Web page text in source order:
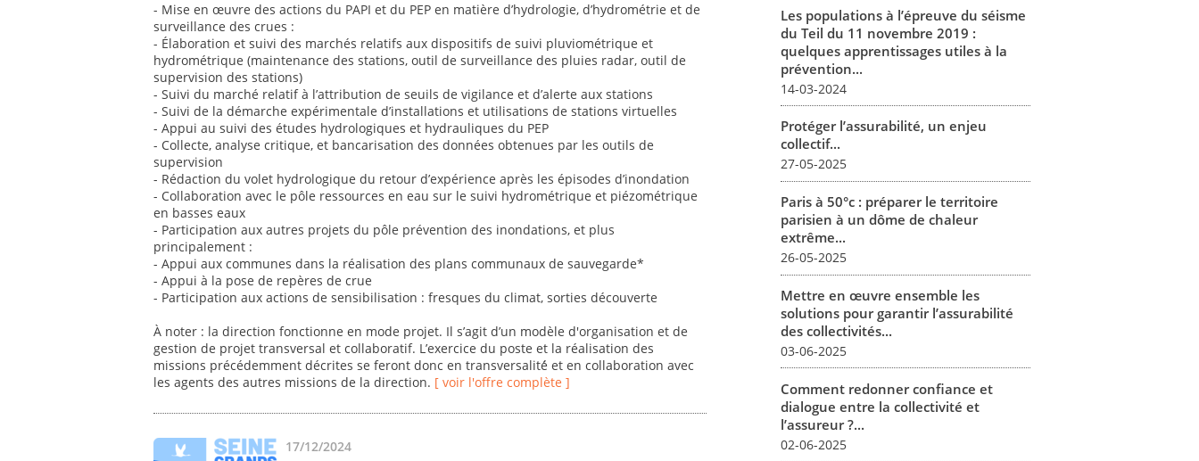
- Mise en œuvre des actions du PAPI et du PEP en matière d’hydrologie, d’hydrométrie et de
surveillance des crues :
- Élaboration et suivi des marchés relatifs aux dispositifs de suivi pluviométrique et
hydrométrique (maintenance des stations, outil de surveillance des pluies radar, outil de
supervision des stations)
- Suivi du marché relatif à l’attribution de seuils de vigilance et d’alerte aux stations
- Suivi de la démarche expérimentale d’installations et utilisations de stations virtuelles
- Appui au suivi des études hydrologiques et hydrauliques du PEP
- Collecte, analyse critique, et bancarisation des données obtenues par les outils de
supervision
- Rédaction du volet hydrologique du retour d’expérience après les épisodes d’inondation
- Collaboration avec le pôle ressources en eau sur le suivi hydrométrique et piézométrique
en basses eaux
- Participation aux autres projets du pôle prévention des inondations, et plus
principalement :
- Appui aux communes dans la réalisation des plans communaux de sauvegarde*
- Appui à la pose de repères de crue
- Participation aux actions de sensibilisation : fresques du climat, sorties découverte
À noter : la direction fonctionne en mode projet. Il s’agit d’un modèle d'organisation et de
gestion de projet transversal et collaboratif. L’exercice du poste et la réalisation des
missions précédemment décrites se feront donc en transversalité́ et en collaboration avec
les agents des autres missions de la direction. [ voir l'offre complète ]
17/12/2024
Les populations à l’épreuve du séisme
du Teil du 11 novembre 2019 :
quelques apprentissages utiles à la
prévention...
14-03-2024
Protéger l’assurabilité, un enjeu
collectif...
27-05-2025
Paris à 50°c : préparer le territoire
parisien à un dôme de chaleur
extrême...
26-05-2025
Mettre en œuvre ensemble les
solutions pour garantir l’assurabilité
des collectivités...
03-06-2025
Comment redonner confiance et
dialogue entre la collectivité et
l’assureur ?...
02-06-2025